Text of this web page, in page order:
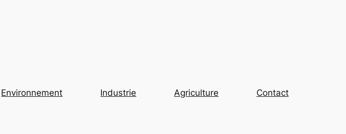
Environnement Industrie Agriculture Contact